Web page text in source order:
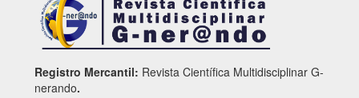
Registro Mercantil: Revista Científica Multidisciplinar G-
nerando.